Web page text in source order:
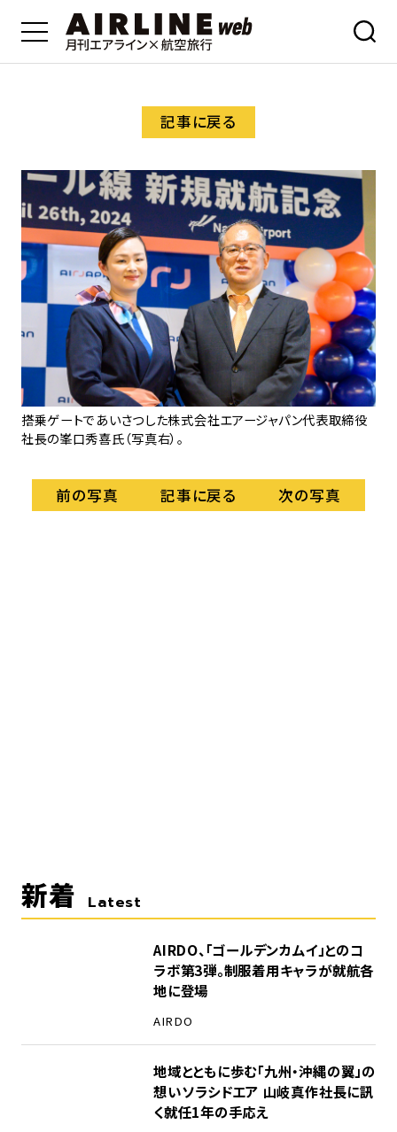
記事に戻る
搭乗ゲートであいさつした株式会社エアージャパン代表取締役
社長の峯口秀喜氏（写真右）。
前の写真 記事に戻る 次の写真
新着 Latest
AIRDO、「ゴールデンカムイ」とのコ
ラボ第3弾。制服着用キャラが就航各
地に登場
AIRDO
地域とともに歩む「九州・沖縄の翼」の
想い――ソラシドエア 山岐真作社長に訊
く就任1年の手応え